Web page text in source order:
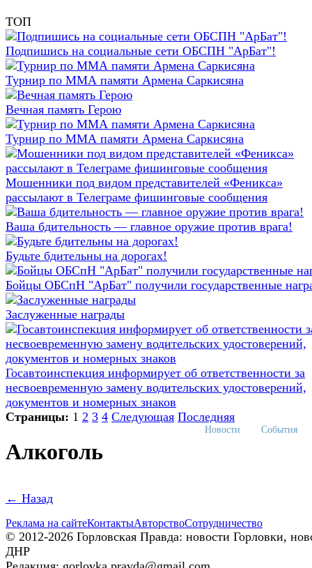
ТОП
Подпишись на социальные сети ОБСПН "АрБат"!
Турнир по ММА памяти Армена Саркисяна
Вечная память Герою
Турнир по ММА памяти Армена Саркисяна
Мошенники под видом представителей «Феникса»
рассылают в Телеграме фишинговые сообщения
Ваша бдительность — главное оружие против врага!
Будьте бдительны на дорогах!
Бойцы ОБСпН "АрБат" получили государственные
Заслуженные награды
Госавтоинспекция информирует об ответственности за
несвоевременную замену водительских удостоверений,
документов и номерных знаков
Страницы: 1 2 3 4 Следующая Последняя
События
Новости
Алкоголь
← Назад
Реклама на сайтеКонтактыАвторствоСотрудничество
© 2012-2026 Горловская Правда: новости Горловки,
ДНР